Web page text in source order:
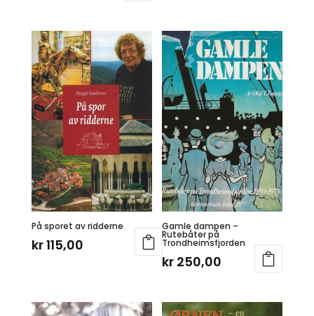
På sporet av ridderne
kr115,00
Gamle dampen –
Rutebåter på
Trondheimsfjorden
kr 250,00